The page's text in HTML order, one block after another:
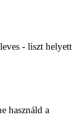
- liszt helyett
használd a